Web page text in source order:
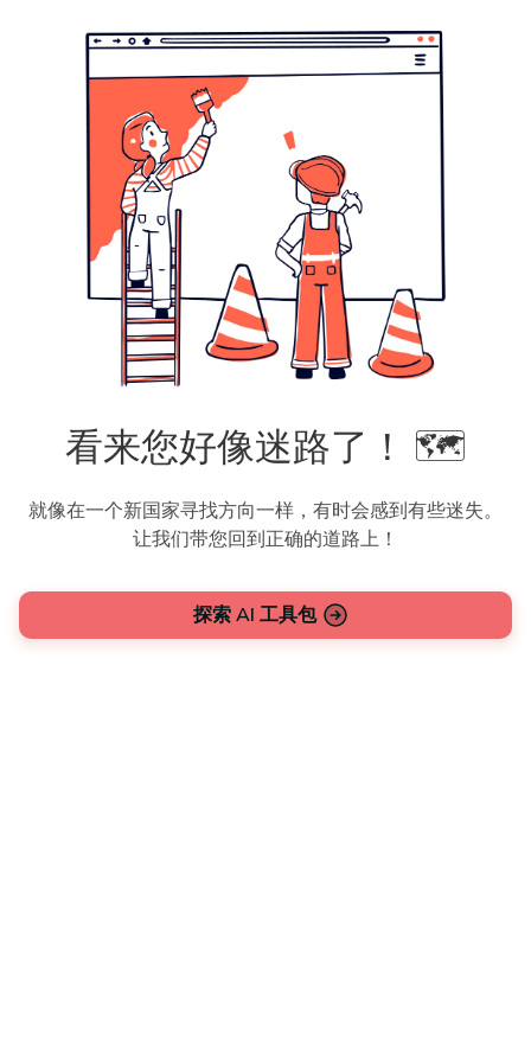
看来您好像迷路了！ 🗺️
就像在一个新国家寻找方向一样，有时会感到有些迷失。
让我们带您回到正确的道路上！
探索 AI 工具包